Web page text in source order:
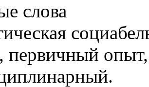
слова
первичный